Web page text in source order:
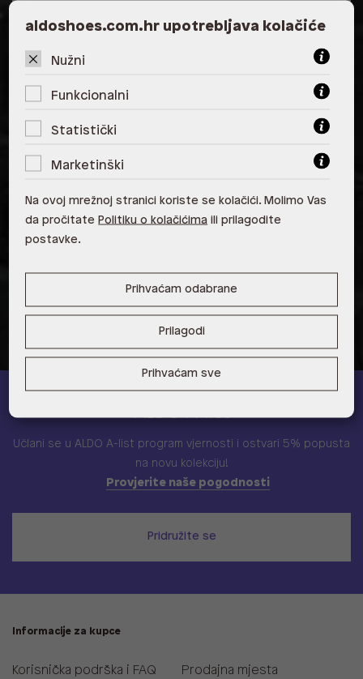
ALDO, City Center One East 10000
10000 Zagreb
ALDO, Arena Centar 10020 Zagreb
ALDO, Mall of Split Split
Split
ALDO, Tower Centar 51000 Rijeka
ALDO, Supernova Zadar Zadar
ALDO A-list
Učlani se u ALDO A-list program vjernosti i ostvari 5% popusta
na novu kolekciju!
Provjerite naše pogodnosti
Pridružite se
Informacije za kupce
Korisnička podrška i FAQ Prodajna mjesta
aldoshoes.com.hr upotrebljava kolačiće
Nužni
Funkcionalni
Statistički
Marketinški
Na ovoj mrežnoj stranici koriste se kolačići. Molimo Vas
da pročitate Politiku o kolačićima ili prilagodite
postavke.
Prihvaćam odabrane
Prilagodi
Prihvaćam sve